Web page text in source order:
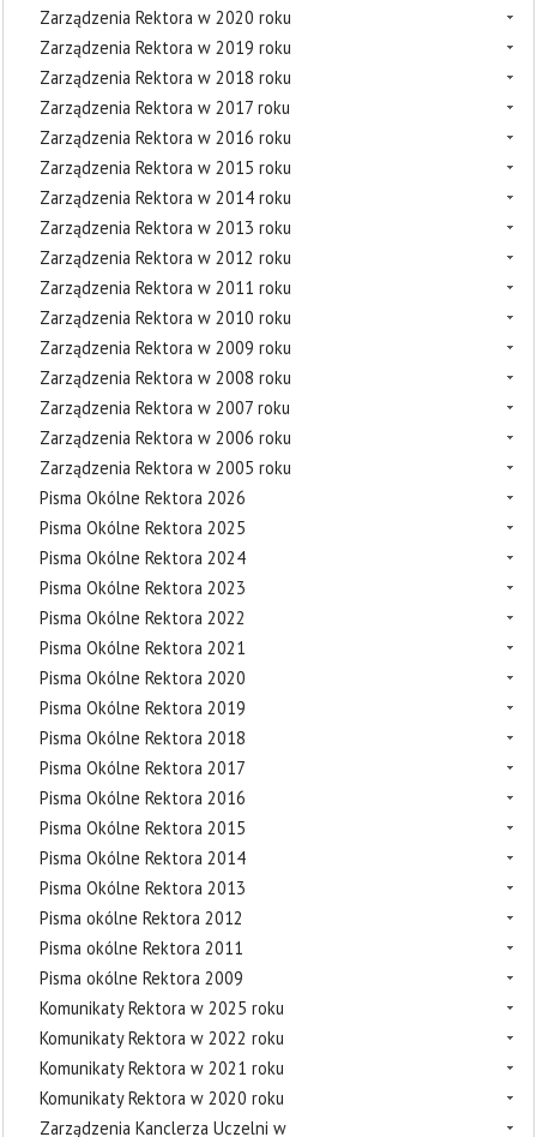
Zarządzenia Rektora w 2020 roku
Zarządzenia Rektora w 2019 roku
Zarządzenia Rektora w 2018 roku
Zarządzenia Rektora w 2017 roku
Zarządzenia Rektora w 2016 roku
Zarządzenia Rektora w 2015 roku
Zarządzenia Rektora w 2014 roku
Zarządzenia Rektora w 2013 roku
Zarządzenia Rektora w 2012 roku
Zarządzenia Rektora w 2011 roku
Zarządzenia Rektora w 2010 roku
Zarządzenia Rektora w 2009 roku
Zarządzenia Rektora w 2008 roku
Zarządzenia Rektora w 2007 roku
Zarządzenia Rektora w 2006 roku
Zarządzenia Rektora w 2005 roku
Pisma Okólne Rektora 2026
Pisma Okólne Rektora 2025
Pisma Okólne Rektora 2024
Pisma Okólne Rektora 2023
Pisma Okólne Rektora 2022
Pisma Okólne Rektora 2021
Pisma Okólne Rektora 2020
Pisma Okólne Rektora 2019
Pisma Okólne Rektora 2018
Pisma Okólne Rektora 2017
Pisma Okólne Rektora 2016
Pisma Okólne Rektora 2015
Pisma Okólne Rektora 2014
Pisma Okólne Rektora 2013
Pisma okólne Rektora 2012
Pisma okólne Rektora 2011
Pisma okólne Rektora 2009
Komunikaty Rektora w 2025 roku
Komunikaty Rektora w 2022 roku
Komunikaty Rektora w 2021 roku
Komunikaty Rektora w 2020 roku
Zarządzenia Kanclerza Uczelni w